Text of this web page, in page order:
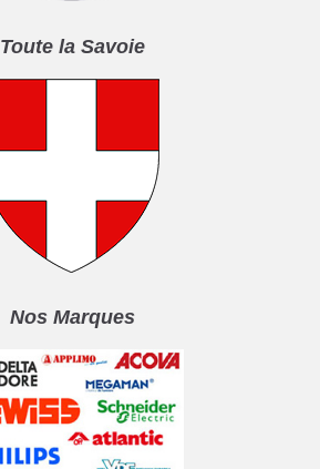
Toute la Savoie
Nos Marques